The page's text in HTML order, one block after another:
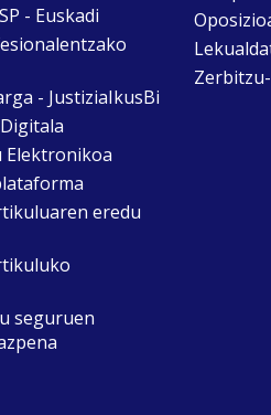
- Euskadi
- JustiziaIkusBi
eredu
seguruen